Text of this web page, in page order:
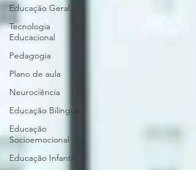
Educação Geral
Tecnologia
Educacional
Pedagogia
Plano de aula
Neurociência
Educação Bilíngue
Educação
Socioemocional
Educação Infantil